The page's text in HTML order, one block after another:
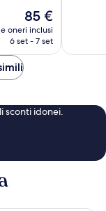
Il
prezzo
attuale
85 €
oneri inclusi
6 set - 7 set
sconti idonei.